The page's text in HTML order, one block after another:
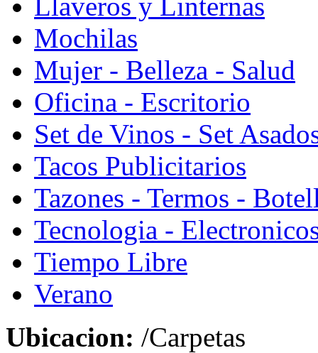
Mochilas
Mujer - Belleza - Salud
Oficina - Escritorio
Set de Vinos - Set
Tacos Publicitarios
Tazones - Termos -
Tecnologia -
Tiempo Libre
Verano
Ubicacion: /Carpetas